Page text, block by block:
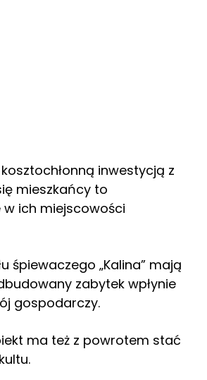
inwestycją z
mieszkańcy to
ich miejscowości
śpiewaczego „Kalina” mają
zabytek wpłynie
gospodarczy.
ma też z powrotem stać